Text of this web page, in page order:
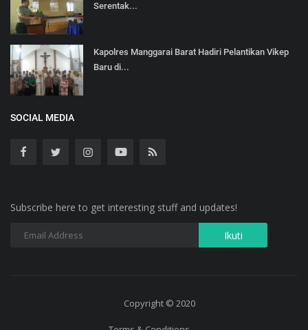
Serentak...
Kapolres Manggarai Barat Hadiri Pelantikan Vikep
Baru di...
SOCIAL MEDIA
Subscribe here to get interesting stuff and updates!
Copyright © 2020